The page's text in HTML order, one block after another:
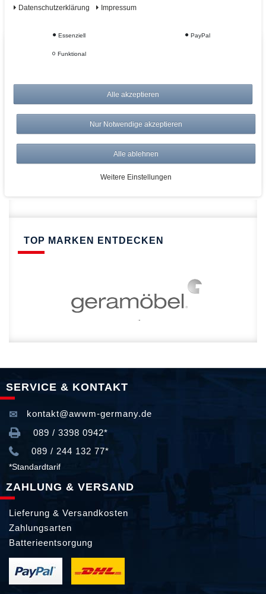
Vom Profi für Profis - Ihre Vorteile
Versandkostenfrei ab 150€
Risikolos: 14 Tage Rückgabe
Über 20.000 Artikel
Schnelle Lieferung
TOP MARKEN ENTDECKEN
SERVICE & KONTAKT
kontakt@awwm-germany.de
089 / 3398 0942*
089 / 244 132 77*
*Standardtarif
ZAHLUNG & VERSAND
Lieferung & Versandkosten
Zahlungsarten
Batterieentsorgung
Daten­schutz­erklärung Impressum
Essenziell PayPal
Funktional
Alle akzeptieren
Nur Notwendige akzeptieren
Alle ablehnen
Weitere Einstellungen